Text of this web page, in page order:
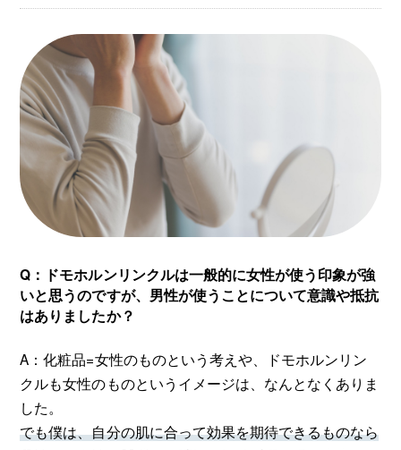
Q：ドモホルンリンクルは一般的に女性が使う印象が強
いと思うのですが、男性が使うことについて意識や抵抗
はありましたか？
A：化粧品=女性のものという考えや、ドモホルンリン
クルも女性のものというイメージは、なんとなくありま
した。
でも僕は、自分の肌に合って効果を期待できるものなら